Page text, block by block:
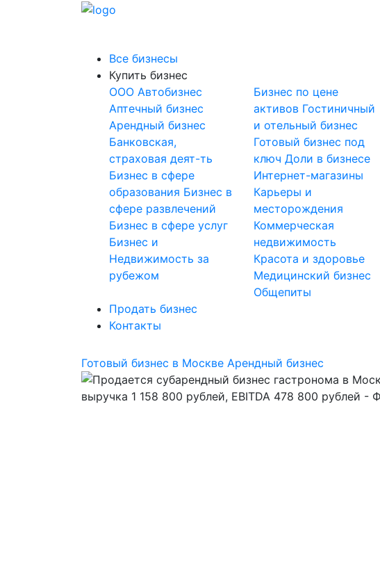
Все бизнесы
Купить бизнес
OOO Автобизнес
Аптечный бизнес
Арендный бизнес
Банковская,
страховая деят-ть
Бизнес в сфере
образования Бизнес в
сфере развлечений
Бизнес в сфере услуг
Бизнес и
Недвижимость за
рубежом
Бизнес по цене
активов Гостиничный
и отельный бизнес
Готовый бизнес под
ключДоли в бизнесе
Интернет-магазины
Карьеры и
месторождения
Коммерческая
недвижимость
Красота и здоровье
Медицинский бизнес
Общепиты
Продать бизнес
Контакты
Готовый бизнес в Москве Арендный бизнес